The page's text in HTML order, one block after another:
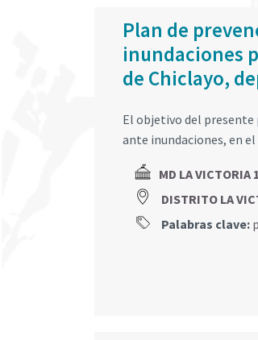
Plan de
inundaciones
de Chiclayo,
El objetivo del presente
ante inundaciones, en
MD LA VICTORIA
DISTRITO LA
Palabras clave: